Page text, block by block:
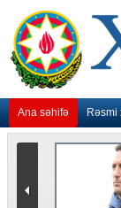
Ana səhifə Rəsmi